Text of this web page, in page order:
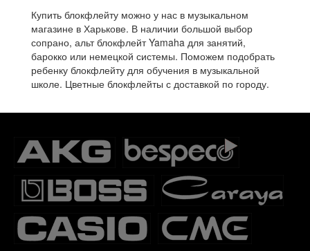
Купить блокфлейту можно у нас в музыкальном
магазине в Харькове. В наличии большой выбор
сопрано, альт блокфлейт Yamaha для занятий,
барокко или немецкой системы. Поможем подобрать
ребенку блокфлейту для обучения в музыкальной
школе. Цветные блокфлейты с доставкой по городу.